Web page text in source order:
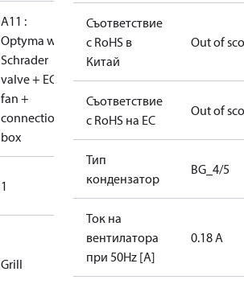
A11 :
Optyma with
Schrader
valve + EC
fan +
connection
box
1
Grill
Съответствие
с RoHS в
Китай
Out of
Съответствие
с RoHS на ЕС
Out of
Тип
кондензатор
BG_4/5
Ток на
вентилатора
при 50Hz [A]
0.18 A